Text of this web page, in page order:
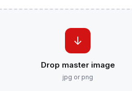
↓
Drop master image
jpg or png